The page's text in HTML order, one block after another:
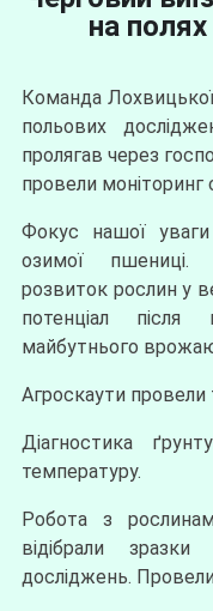
на
Команда
польових
пролягав через
провели моніторинг
Фокус нашої
озимої пшениці.
розвиток рослин у
потенціал після
майбутнього
Агроскаути провели
Діагностика
температуру.
Робота з
відібрали
досліджень.